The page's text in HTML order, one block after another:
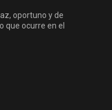
oportuno y de
que ocurre en el